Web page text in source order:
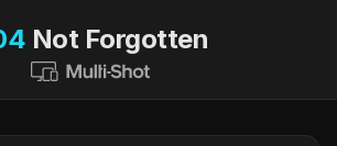
Not Forgotten